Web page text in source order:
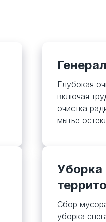
Глубокая
включая
очистка
мытье
Уборка
Сбор
уборка